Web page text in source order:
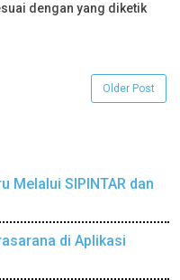
dengan yang diketik
Older Post
Melalui SIPINTAR dan
di Aplikasi